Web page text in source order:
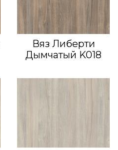
Вяз Либерти
Дымчатый K018